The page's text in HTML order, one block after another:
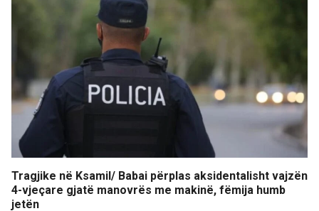
Tragjike në Ksamil/ Babai përplas aksidentalisht vajzën
4-vjeçare gjatë manovrës me makinë, fëmija humb
jetën